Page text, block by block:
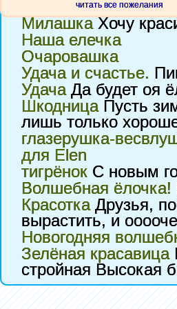
читать все пожелания
МилашкаХочу
Наша елечка
Очаровашка
Удача и счастье.
УдачаДа будет оя
ШкодницаПусть
лишь только
глазерушка-
для Elen
тигрёнок С новым
Волшебная ёлочка!
КрасоткаДрузья,
вырастить, и
Новогодняя
Зелёная красавица
стройная Высокая